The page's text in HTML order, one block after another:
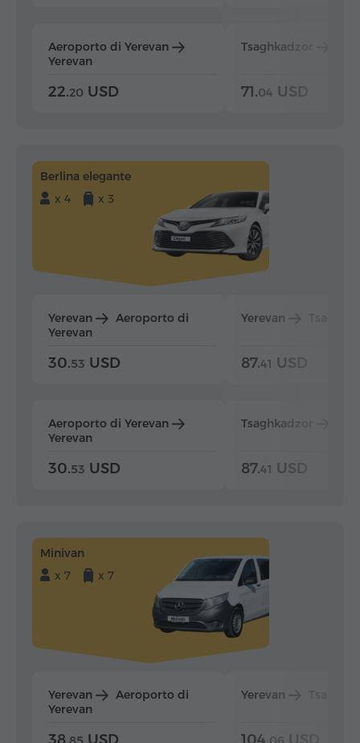
Aeroporto di Yerevan
Yerevan
22.20 USD
Tsaghkadzor
71.04 USD
Berlina elegante
x 4
x 3
Yerevan
Aeroporto di
Yerevan
30.53 USD
Aeroporto di Yerevan
Yerevan
30.53 USD
Yerevan
87.41 USD
Tsaghkadzor
87.41 USD
Minivan
x 7
x 7
Yerevan
Aeroporto di
Yerevan
Yerevan